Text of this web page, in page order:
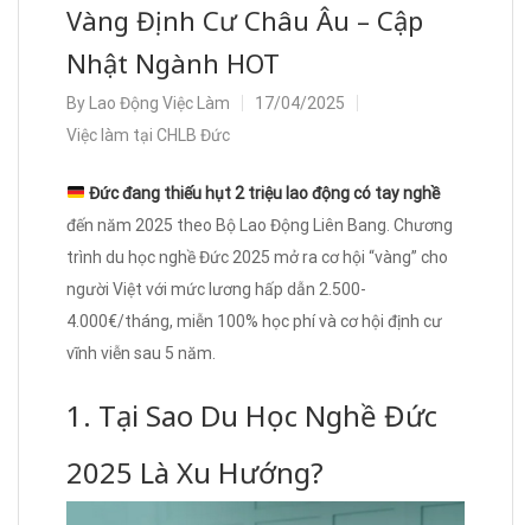
Vàng Định Cư Châu Âu – Cập
Nhật Ngành HOT
By Lao Động Việc Làm
17/04/2025
Việc làm tại CHLB Đức
Đức đang thiếu hụt 2 triệu lao động có tay nghề
đến năm 2025 theo Bộ Lao Động Liên Bang. Chương
trình du học nghề Đức 2025 mở ra cơ hội “vàng” cho
người Việt với mức lương hấp dẫn 2.500-
4.000€/tháng, miễn 100% học phí và cơ hội định cư
vĩnh viễn sau 5 năm.
1. Tại Sao Du Học Nghề Đức
2025 Là Xu Hướng?